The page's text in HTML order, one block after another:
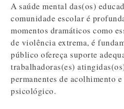
A saúde mental das(os)
comunidade escolar é
momentos dramáticos como
de violência extrema, é
público ofereça suporte
trabalhadoras(es)
permanentes de acolhimento
psicológico.